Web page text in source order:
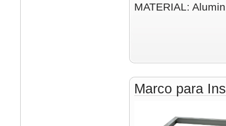
MATERIAL:
Marco para